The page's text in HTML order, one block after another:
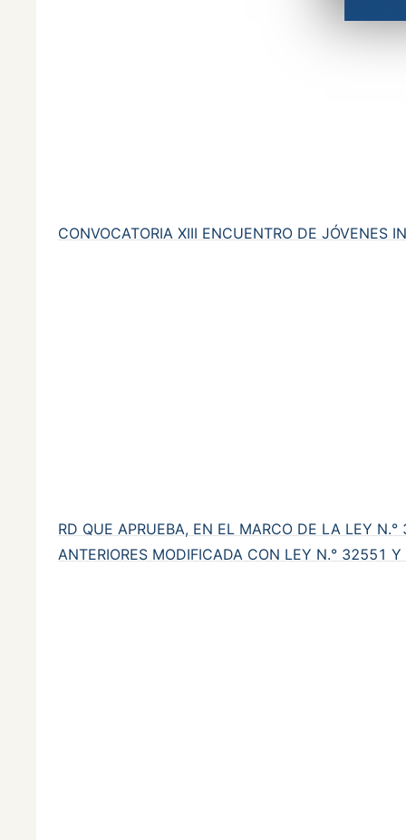
CONVOCATORIA XIII ENCUENTRO DE JÓVENES
RD QUE APRUEBA, EN EL MARCO DE LA LEY
ANTERIORES MODIFICADA CON LEY N.° 32551